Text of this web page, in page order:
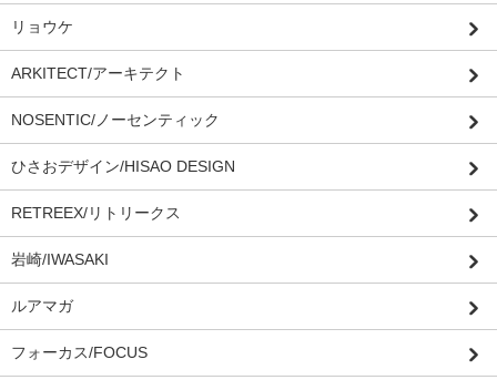
リョウケ
ARKITECT/アーキテクト
NOSENTIC/ノーセンティック
ひさおデザイン/HISAO DESIGN
RETREEX/リトリークス
岩崎/IWASAKI
ルアマガ
フォーカス/FOCUS